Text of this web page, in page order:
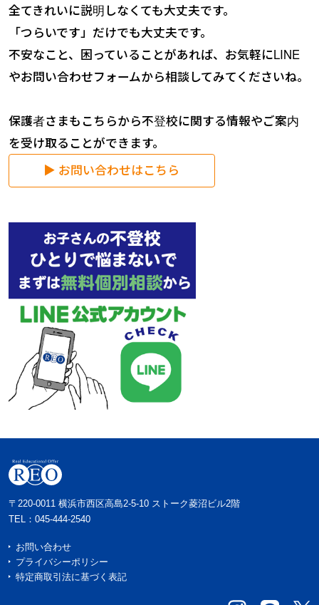
全てきれいに説明しなくても大丈夫です。
「つらいです」だけでも大丈夫です。
不安なこと、困っていることがあれば、お気軽にLINE
やお問い合わせフォームから相談してみてくださいね。
保護者さまもこちらから不登校に関する情報やご案内
を受け取ることができます。
▶ お問い合わせはこちら
〒220-0011 横浜市西区高島2-5-10 ストーク菱沼ビル2階
TEL： 045-444-2540
お問い合わせ
プライバシーポリシー
特定商取引法に基づく表記